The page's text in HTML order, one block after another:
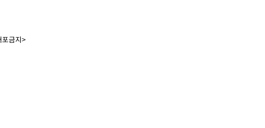
금지>